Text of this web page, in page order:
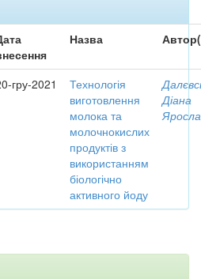
Назва
гру-2021
Технологія
виготовлення
молока та
молочнокислих
продуктів з
використанням
біологічно
активного йоду
Діана